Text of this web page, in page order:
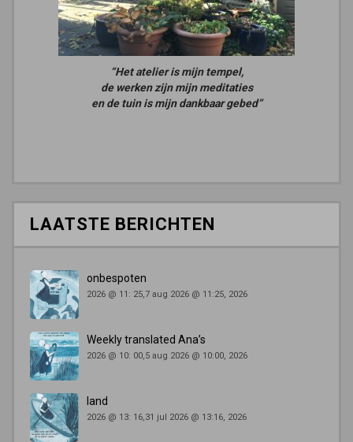
“Het atelier is mijn tempel,
de werken zijn mijn meditaties
en de tuin is mijn dankbaar gebed”
LAATSTE BERICHTEN
onbespoten
2026 @ 11: 25,7 aug 2026 @ 11:25, 2026
Weekly translated Ana’s
2026 @ 10: 00,5 aug 2026 @ 10:00, 2026
land
2026 @ 13: 16,31 jul 2026 @ 13:16, 2026